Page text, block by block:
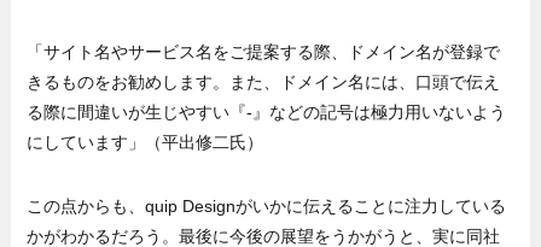
「サイト名やサービス名をご提案する際、ドメイン名が登録で
きるものをお勧めします。また、ドメイン名には、口頭で伝え
る際に間違いが生じやすい『-』などの記号は極力用いないよう
にしています」（平出修二氏）
この点からも、quip Designがいかに伝えることに注力している
かがわかるだろう。最後に今後の展望をうかがうと、実に同社